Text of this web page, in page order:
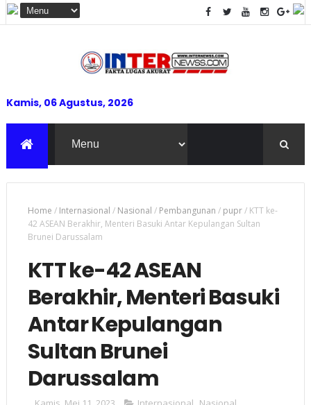
Kamis, 06 Agustus, 2026
Home / Internasional / Nasional / Pembangunan / pupr/ KTT ke-
42 ASEAN Berakhir, Menteri Basuki Antar Kepulangan Sultan
Brunei Darussalam
KTT ke-42 ASEAN
Berakhir, Menteri Basuki
Antar Kepulangan
Sultan Brunei
Darussalam